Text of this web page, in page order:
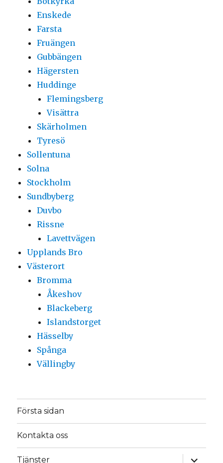
Enskede
Farsta
Fruängen
Gubbängen
Hägersten
Huddinge
Flemingsberg
Visättra
Skärholmen
Tyresö
Sollentuna
Solna
Stockholm
Sundbyberg
Duvbo
Rissne
Lavettvägen
Upplands Bro
Västerort
Bromma
Åkeshov
Blackeberg
Islandstorget
Hässelby
Spånga
Vällingby
Första sidan
Kontakta oss
Tjänster